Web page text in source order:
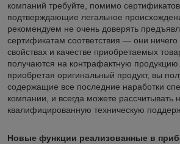
компаний требуйте, помимо
подтверждающие легальное
рекомендуем не очень доверять
сертификатам соответствия — они ничего
свойствах и качестве приобретаемых
получаются на контрафактную
приобретая оригинальный продукт, вы
содержащие все последние наработки
компании, и всегда можете рассчитывать
квалифицированную техническую
Новые функции реализованные в